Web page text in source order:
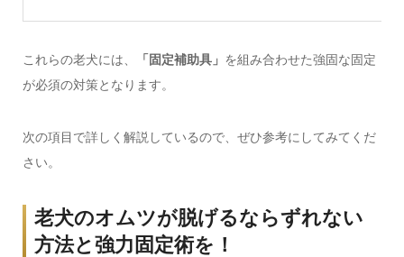
これらの老犬には、 「固定補助具」 を組み合わせた強固な固定
が必須の対策となります。
次の項目で詳しく解説しているので、ぜひ参考にしてみてくだ
さい。
老犬のオムツが脱げるならずれない
方法と強力固定術を！